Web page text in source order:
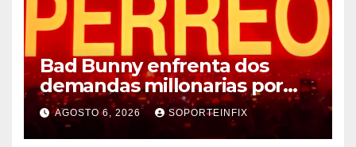
Bad Bunny enfrenta dos
demandas millonarias por
uso no consentido de voces
femeninas
AGOSTO 6, 2026 SOPORTEINFIX